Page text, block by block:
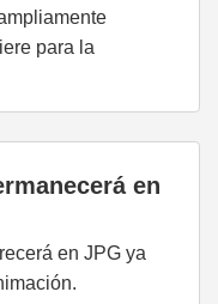
para la
en
en JPG ya